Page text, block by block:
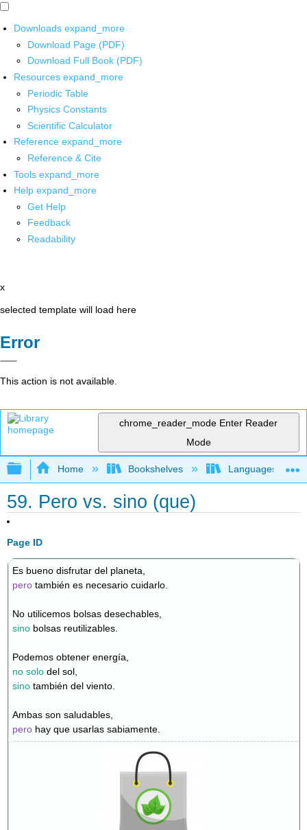
Downloads expand_more
Download Page (PDF)
Download Full Book (PDF)
Resources expand_more
Periodic Table
Physics Constants
Scientific Calculator
Reference expand_more
Reference & Cite
Tools expand_more
Help expand_more
Get Help
Feedback
Readability
x
selected template will load here
Error
This action is not available.
chrome_reader_mode Enter Reader
Mode
Expand/collapse global hierarchy
Home Bookshelves Languages
59. Pero vs. sino (que)
Page ID
Es bueno disfrutar del planeta,
pero también es necesario cuidarlo.
No utilicemos bolsas desechables,
sino bolsas reutilizables.
Podemos obtener energía,
no solo del sol,
sino también del viento.
Ambas son saludables,
pero hay que usarlas sabiamente.